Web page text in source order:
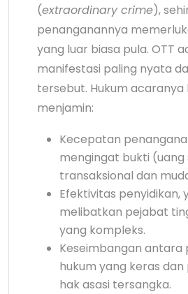
(extraordinary crime),
penanganannya
yang luar biasa pula. OTT
manifestasi paling nyata
tersebut. Hukum acaranya
menjamin:
Kecepatan
mengingat bukti
transaksional dan
Efektivitas penyidikan,
melibatkan pejabat
yang kompleks.
Keseimbangan antara
hukum yang keras
hak asasi tersangka.